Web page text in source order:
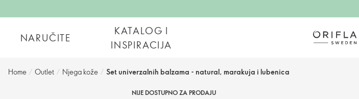
NARUČITE
KATALOG I
INSPIRACIJA
Home / Outlet / Njega kože / Set univerzalnih balzama - natural, marakuja i lubenica
NIJE DOSTUPNO ZA PRODAJU